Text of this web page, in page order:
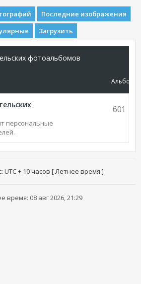
Последние изображения
Загрузить
фотоальбомов
Альбомы
персональные
601
UTC + 10 часов [ Летнее время ]
время: 08 авг 2026, 21:29